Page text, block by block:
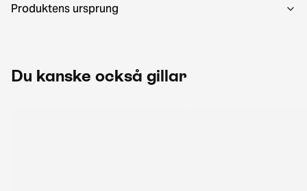
Produktens ursprung
Du kanske också gillar